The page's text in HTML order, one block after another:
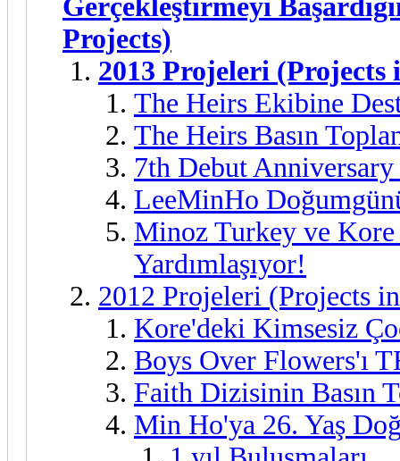
Gerçekleştirmeyi
Projects)
2013 Projeleri (Projects
The Heirs Ekibine
The Heirs Basın
7th Debut
LeeMinHo
Minoz Turkey ve
Yardımlaşıyor!
2012 Projeleri (Projects
Kore'deki Kimsesiz
Boys Over Flowers'ı
Faith Dizisinin Basın
Min Ho'ya 26. Yaş